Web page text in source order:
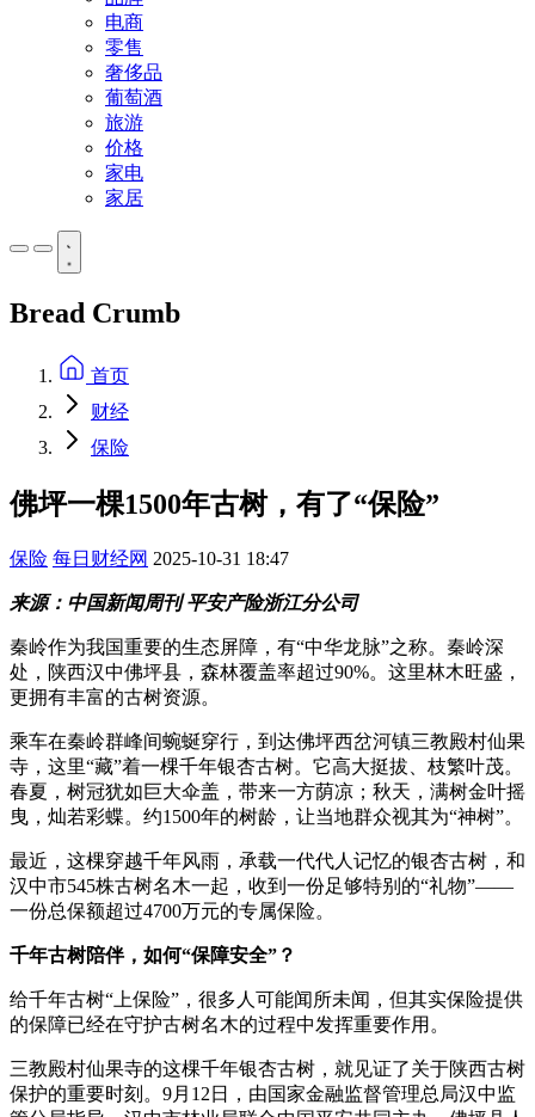
电商
零售
奢侈品
葡萄酒
旅游
价格
家电
家居
Bread Crumb
首页
财经
保险
佛坪一棵1500年古树，有了“保险”
保险 每日财经网 2025-10-31 18:47
来源：中国新闻周刊 平安产险浙江分公司
秦岭作为我国重要的生态屏障，有“中华龙脉”之称。秦岭深
处，陕西汉中佛坪县，森林覆盖率超过90%。这里林木旺盛，
更拥有丰富的古树资源。
乘车在秦岭群峰间蜿蜒穿行，到达佛坪西岔河镇三教殿村仙果
寺，这里“藏”着一棵千年银杏古树。它高大挺拔、枝繁叶茂。
春夏，树冠犹如巨大伞盖，带来一方荫凉；秋天，满树金叶摇
曳，灿若彩蝶。约1500年的树龄，让当地群众视其为“神树”。
最近，这棵穿越千年风雨，承载一代代人记忆的银杏古树，和
汉中市545株古树名木一起，收到一份足够特别的“礼物”——
一份总保额超过4700万元的专属保险。
千年古树陪伴，如何“保障安全”？
给千年古树“上保险”，很多人可能闻所未闻，但其实保险提供
的保障已经在守护古树名木的过程中发挥重要作用。
三教殿村仙果寺的这棵千年银杏古树，就见证了关于陕西古树
保护的重要时刻。9月12日，由国家金融监督管理总局汉中监